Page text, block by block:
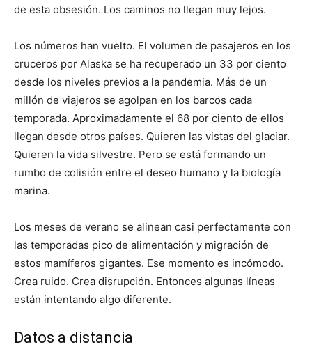
de esta obsesión. Los caminos no llegan muy lejos.
Los números han vuelto. El volumen de pasajeros en los
cruceros por Alaska se ha recuperado un 33 por ciento
desde los niveles previos a la pandemia. Más de un
millón de viajeros se agolpan en los barcos cada
temporada. Aproximadamente el 68 por ciento de ellos
llegan desde otros países. Quieren las vistas del glaciar.
Quieren la vida silvestre. Pero se está formando un
rumbo de colisión entre el deseo humano y la biología
marina.
Los meses de verano se alinean casi perfectamente con
las temporadas pico de alimentación y migración de
estos mamíferos gigantes. Ese momento es incómodo.
Crea ruido. Crea disrupción. Entonces algunas líneas
están intentando algo diferente.
Datos a distancia